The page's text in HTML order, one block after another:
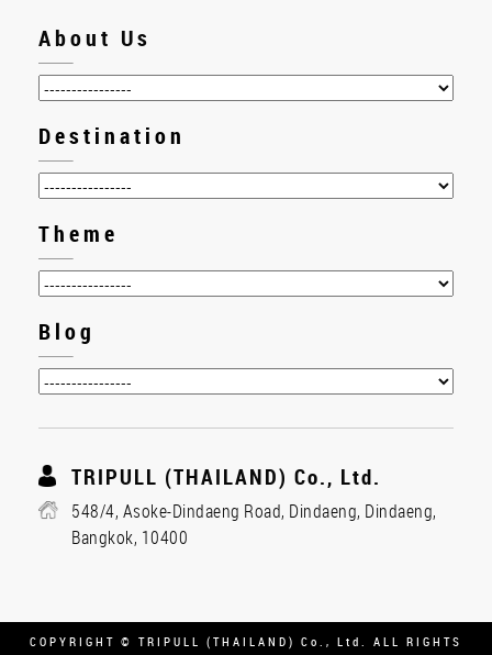
About Us
Destination
Theme
Blog
TRIPULL (THAILAND) Co., Ltd.
548/4, Asoke-Dindaeng Road, Dindaeng, Dindaeng,
Bangkok, 10400
COPYRIGHT © TRIPULL (THAILAND) Co., Ltd. ALL RIGHTS